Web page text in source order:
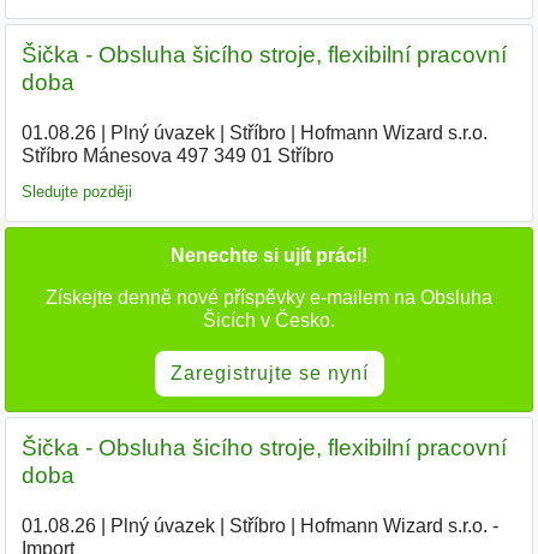
Šička - Obsluha šicího stroje, flexibilní pracovní
doba
01.08.26| Plný úvazek| Stříbro|
Hofmann Wizard s.r.o.
Stříbro Mánesova 497 349 01 Stříbro|
Sledujte později
Nenechte si ujít práci!
Získejte denně nové příspěvky e-mailem na Obsluha
Šicích v Česko.
Zaregistrujte se nyní
Šička - Obsluha šicího stroje, flexibilní pracovní
doba
01.08.26| Plný úvazek| Stříbro|
Hofmann Wizard s.r.o. -
Import